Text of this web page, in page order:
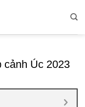
cảnh Úc 2023